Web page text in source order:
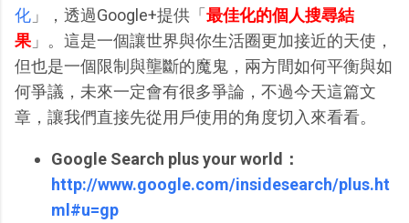
化 」，透過Google+提供「 最佳化的個人搜尋結
果 」。這是一個讓世界與你生活圈更加接近的天使，
但也是一個限制與壟斷的魔鬼，兩方間如何平衡與如
何爭議，未來一定會有很多爭論，不過今天這篇文
章，讓我們直接先從用戶使用的角度切入來看看。
Google Search plus your world：
http://www.google.com/insidesearch/plus.ht
ml#u=gp